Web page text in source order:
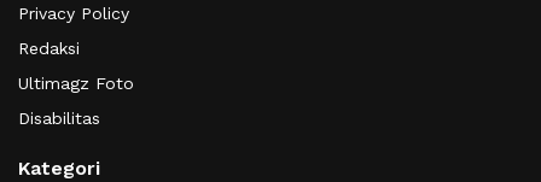
Privacy Policy
Redaksi
Ultimagz Foto
Disabilitas
Kategori